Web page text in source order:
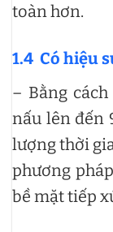
toàn hơn.
1.4 Có hiệu
– Bằng
nấu lên đến
lượng thời
phương
bề mặt tiếp